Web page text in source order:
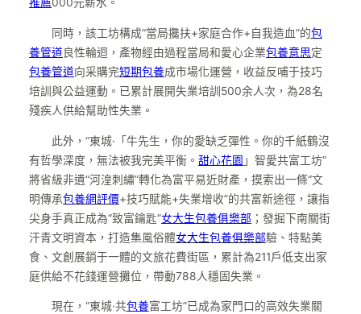
同時，該工坊構成“當局攙扶+家庭合作+自我造血”的包
養管道良性輪迴，產物經由過程當局和愛心企業包養意思定
包養管道向采購完短期包養成市場化運營，收益反哺于技巧
培訓與公益運動。已累計展開失業培訓500余人次，為28名
殘疾人供給幫助性失業。
此外，“東城·「牛先生，你的愛缺乏彈性。你的千紙鶴沒
有哲學深度，無法被我完美平衡。 甜心花園 」智愛共富工坊”
將省級非遺“河湟刺繡”轉化為富平易近財產，摸索出一條“文
明傳承包養網評價+技巧賦能+失業增收”的共富新途徑，讓指
尖身手真正成為“致富鑰匙”女大生包養俱樂部 ；發掘下南關街
汗青文明資本，打造集風俗體女大生包養俱樂部驗、特點美
食、文創展銷于一體的文旅花費街區，累計為211戶低支出家
庭供給不花錢運營攤位，帶動788人穩固失業。
現在，“東城·共包養富工坊”已成為家門口的高效失業關